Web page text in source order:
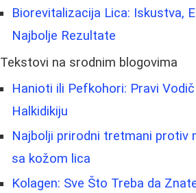
Biorevitalizacija Lica: Iskustva,
Najbolje Rezultate
Tekstovi na srodnim blogovima
Hanioti ili Pefkohori: Pravi
Halkidikiju
Najbolji prirodni tretmani protiv
sa kožom lica
Kolagen: Sve Što Treba da